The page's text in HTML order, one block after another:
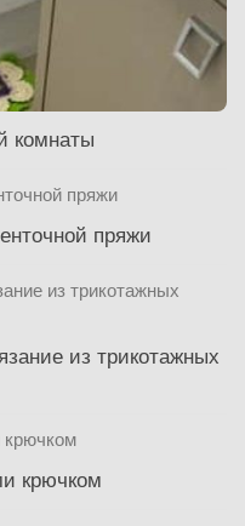
комнаты
пряжи
из трикотажных
крючком